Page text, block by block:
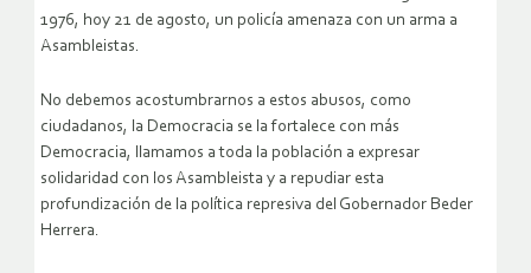
1976, hoy 21 de agosto, un policía amenaza con un arma a
Asambleistas.
No debemos acostumbrarnos a estos abusos, como
ciudadanos, la Democracia se la fortalece con más
Democracia, llamamos a toda la población a expresar
solidaridad con los Asambleista y a repudiar esta
profundización de la política represiva del Gobernador Beder
Herrera.